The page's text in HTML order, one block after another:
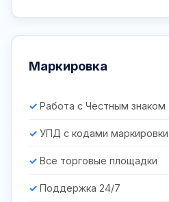
Маркировка
Работа с Честным знаком
УПД с кодами маркировки
Все торговые площадки
Поддержка 24/7